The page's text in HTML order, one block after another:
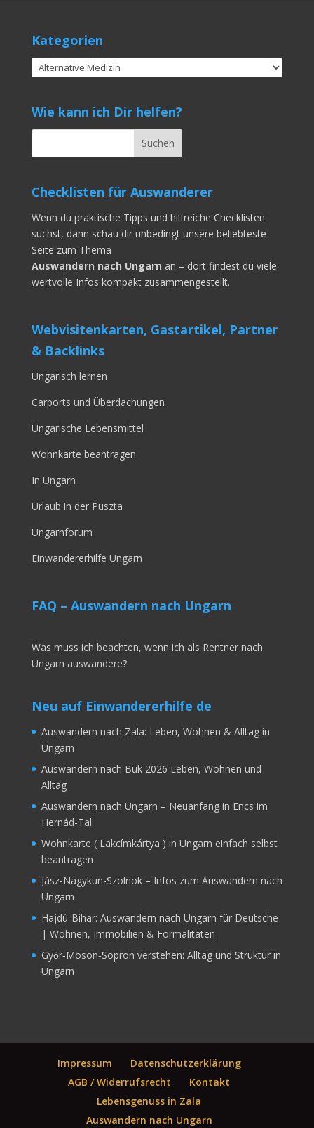
Kategorien
Kategorien
Wie kann ich Dir helfen?
Checklisten für Auswanderer
Wenn du praktische Tipps und hilfreiche Checklisten
suchst, dann schau dir unbedingt unsere beliebteste
Seite zum Thema
Auswandern nach Ungarn an – dort findest du viele
wertvolle Infos kompakt zusammengestellt.
Webvisitenkarten, Gastartikel, Partner
& Backlinks
Ungarisch lernen
Carports und Überdachungen
Ungarische Lebensmittel
Wohnkarte beantragen
In Ungarn
Urlaub in der Puszta
Ungarnforum
Einwandererhilfe Ungarn
FAQ – Auswandern nach Ungarn
Was muss ich beachten, wenn ich als Rentner nach
Ungarn auswandere?
Neu auf Einwandererhilfe de
Auswandern nach Zala: Leben, Wohnen & Alltag in
Ungarn
Auswandern nach Bük 2026 Leben, Wohnen und
Alltag
Auswandern nach Ungarn – Neuanfang in Encs im
Hernád-Tal
Wohnkarte ( Lakcímkártya ) in Ungarn einfach selbst
beantragen
Jász-Nagykun-Szolnok – Infos zum Auswandern nach
Ungarn
Hajdú-Bihar: Auswandern nach Ungarn für Deutsche
| Wohnen, Immobilien & Formalitäten
Győr‑Moson‑Sopron verstehen: Alltag und Struktur in
Ungarn
Impressum
Datenschutzerklärung
AGB / Widerrufsrecht
Kontakt
Lebensgenuss in Zala
Auswandern nach Ungarn